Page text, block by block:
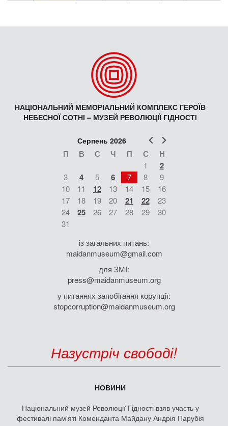
НАЦІОНАЛЬНИЙ МЕМОРІАЛЬНИЙ КОМПЛЕКС ГЕРОЇВ
НЕБЕСНОЇ СОТНІ – МУЗЕЙ РЕВОЛЮЦІЇ ГІДНОСТІ
Попер
Серпень 2026
П В С Ч П С Н
1 2
3 4 5 6 7 8
9
10
11 12 13 14 15
16
17
18 19 20 21 22
23
24
25 26 27 28 29
30
31
із загальних питань:
maidanmuseum@gmail.com
для ЗМІ:
press@maidanmuseum.org
у питаннях запобігання корупції:
stopcorruption@maidanmuseum.org
Назустріч свободі!
НОВИНИ
Національний музей Революції Гідності взяв участь у
фестивалі пам'яті Коменданта Майдану Андрія Парубія